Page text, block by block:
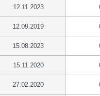
12.11.2023
12.09.2019
15.08.2023
15.11.2020
27.02.2020